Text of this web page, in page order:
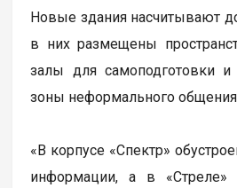
Новые здания насчитывают
в них размещены
залы для самоподготовки и
зоны неформального
«В корпусе «Спектр»
информации, а в «Стреле»